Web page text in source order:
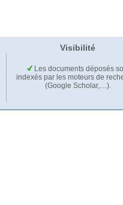
Visibilité
Les documents déposés
indexés par les moteurs de
(Google Scholar,…).